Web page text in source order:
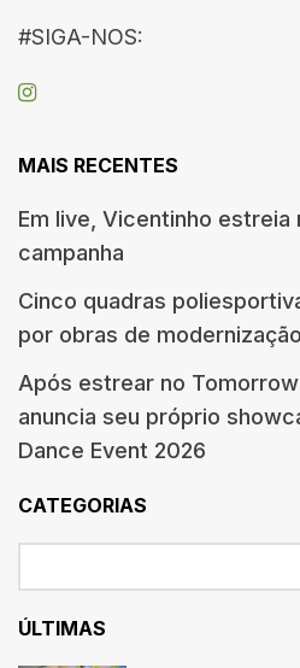
#SIGA-NOS:
MAIS RECENTES
Em live, Vicentinho estreia
campanha
Cinco quadras
por obras de modernização
Após estrear no
anuncia seu próprio
Dance Event 2026
CATEGORIAS
ÚLTIMAS